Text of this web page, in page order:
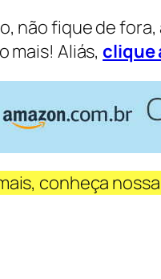
não fique de
mais! Aliás, clique
conheça